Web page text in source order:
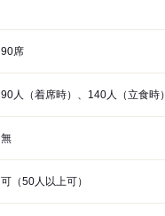
90席
90人（着席時）、140人（立食時）
無
可（50人以上可）